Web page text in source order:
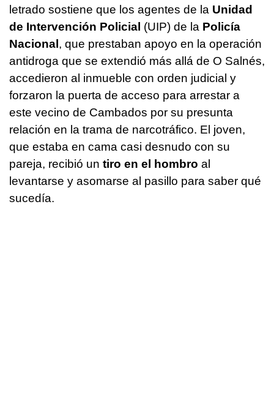
letrado sostiene que los agentes de la Unidad
de Intervención Policial (UIP) de la Policía
Nacional , que prestaban apoyo en la operación
antidroga que se extendió más allá de O Salnés,
accedieron al inmueble con orden judicial y
forzaron la puerta de acceso para arrestar a
este vecino de Cambados por su presunta
relación en la trama de narcotráfico. El joven,
que estaba en cama casi desnudo con su
pareja, recibió un tiro en el hombro al
levantarse y asomarse al pasillo para saber qué
sucedía.